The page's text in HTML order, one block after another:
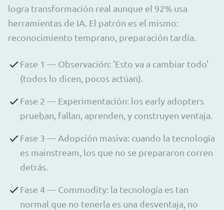
logra transformación real aunque el 92% usa
herramientas de IA. El patrón es el mismo:
reconocimiento temprano, preparación tardía.
Fase 1 — Observación: 'Esto va a cambiar todo'
(todos lo dicen, pocos actúan).
Fase 2 — Experimentación: los early adopters
prueban, fallan, aprenden, y construyen ventaja.
Fase 3 — Adopción masiva: cuando la tecnología
es mainstream, los que no se prepararon corren
detrás.
Fase 4 — Commodity: la tecnología es tan
normal que no tenerla es una desventaja, no